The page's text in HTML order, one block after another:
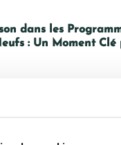
SOMMES-NOUS ?
dans les
: Un Moment Clé
un bien immobilier
achat en VEFA